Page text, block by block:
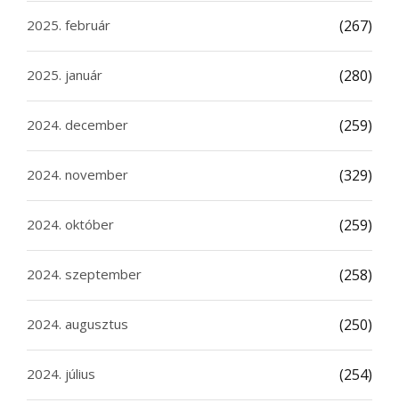
2025. február (267)
2025. január (280)
2024. december (259)
2024. november (329)
2024. október (259)
2024. szeptember (258)
2024. augusztus (250)
2024. július (254)